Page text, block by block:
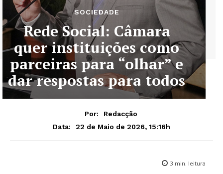
SOCIEDADE
Rede Social: Câmara
quer instituições como
parceiras para “olhar” e
dar respostas para todos
Por:
Redacção
Data:
22 de Maio de 2026, 15:16h
3 min. leitura